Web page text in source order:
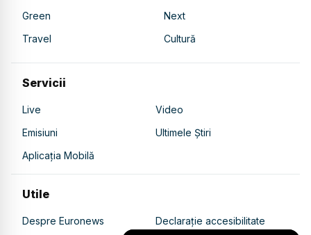
Green
Next
Travel
Cultură
Servicii
Live
Video
Emisiuni
Ultimele Știri
Aplicația Mobilă
Utile
Despre Euronews Declarație accesibilitate